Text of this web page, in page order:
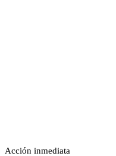
Acción inmediata